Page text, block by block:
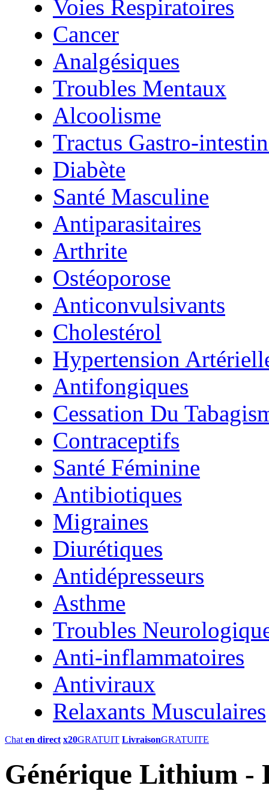
Voies Respiratoires
Cancer
Analgésiques
Troubles Mentaux
Alcoolisme
Tractus Gastro-
Diabète
Santé Masculine
Antiparasitaires
Arthrite
Ostéoporose
Anticonvulsivants
Cholestérol
Hypertension
Antifongiques
Cessation Du
Contraceptifs
Santé Féminine
Antibiotiques
Migraines
Diurétiques
Antidépresseurs
Asthme
Troubles
Anti-inflammatoires
Antiviraux
Relaxants Musculaires
Chat en direct x20GRATUIT LivraisonGRATUITE
Générique Lithium -